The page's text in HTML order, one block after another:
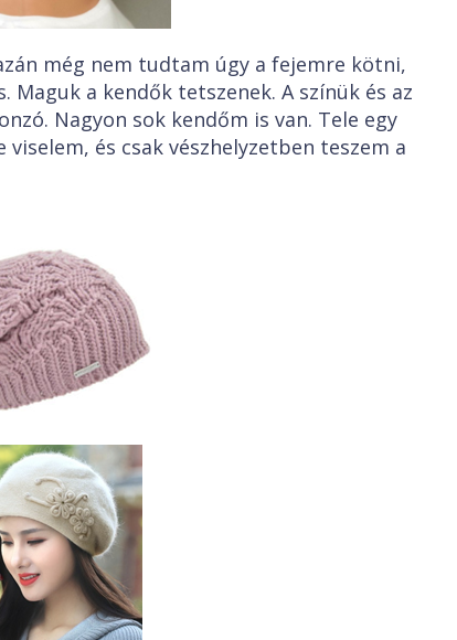
még nem tudtam úgy a fejemre kötni,
Maguk a kendők tetszenek. A színük és az
Nagyon sok kendőm is van. Tele egy
és csak vészhelyzetben teszem a